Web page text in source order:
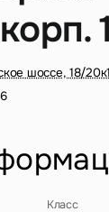
шоссе, 18/20к1
6
Класс